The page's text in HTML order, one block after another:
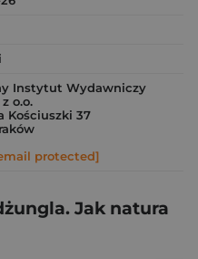
Instytut Wydawniczy
o.o.
Kościuszki 37
protected]
Jak natura